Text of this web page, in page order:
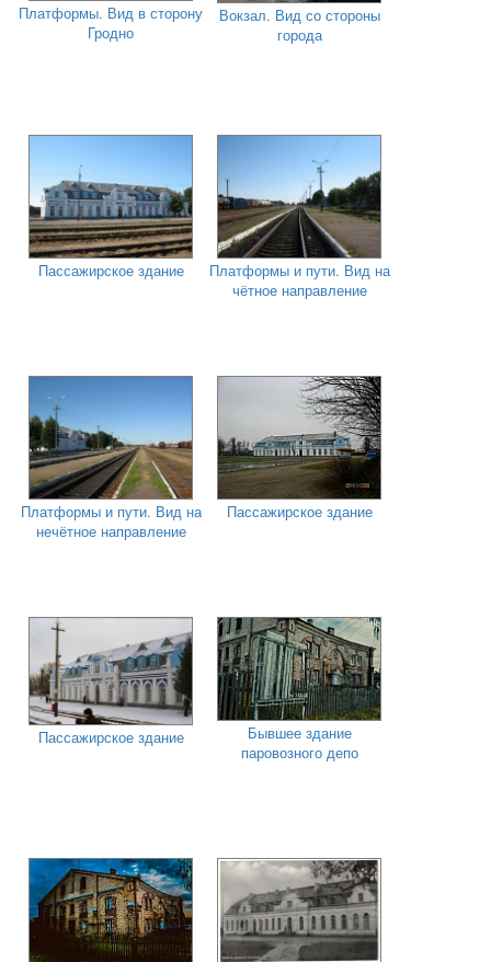
Платформы. Вид в сторону
Гродно
Вокзал. Вид со стороны
города
Пассажирское здание
Платформы и пути. Вид на
чётное направление
Платформы и пути. Вид на
нечётное направление
Пассажирское здание
Пассажирское здание
Бывшее здание
паровозного депо